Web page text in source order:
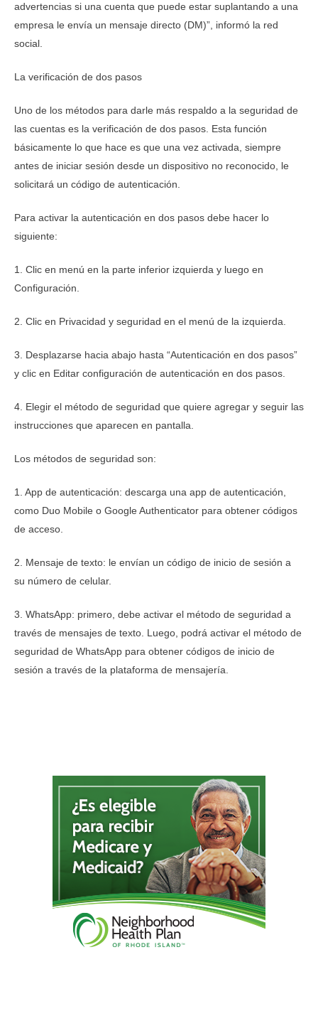
advertencias si una cuenta que puede estar suplantando a una
empresa le envía un mensaje directo (DM)”, informó la red
social.
La verificación de dos pasos
Uno de los métodos para darle más respaldo a la seguridad de
las cuentas es la verificación de dos pasos. Esta función
básicamente lo que hace es que una vez activada, siempre
antes de iniciar sesión desde un dispositivo no reconocido, le
solicitará un código de autenticación.
Para activar la autenticación en dos pasos debe hacer lo
siguiente:
1. Clic en menú en la parte inferior izquierda y luego en
Configuración.
2. Clic en Privacidad y seguridad en el menú de la izquierda.
3. Desplazarse hacia abajo hasta “Autenticación en dos pasos”
y clic en Editar configuración de autenticación en dos pasos.
4. Elegir el método de seguridad que quiere agregar y seguir las
instrucciones que aparecen en pantalla.
Los métodos de seguridad son:
1. App de autenticación: descarga una app de autenticación,
como Duo Mobile o Google Authenticator para obtener códigos
de acceso.
2. Mensaje de texto: le envían un código de inicio de sesión a
su número de celular.
3. WhatsApp: primero, debe activar el método de seguridad a
través de mensajes de texto. Luego, podrá activar el método de
seguridad de WhatsApp para obtener códigos de inicio de
sesión a través de la plataforma de mensajería.